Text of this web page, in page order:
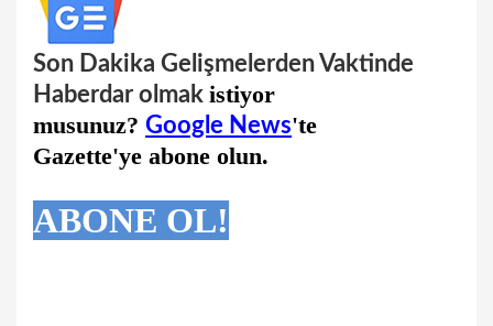
Son Dakika Gelişmelerden Vaktinde
Haberdar olmak istiyor
musunuz? Google News'te
Gazette'ye abone olun.
ABONE OL!